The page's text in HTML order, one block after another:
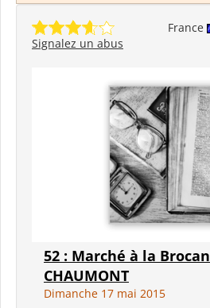
France
Signalez un abus
52 : Marché à la
CHAUMONT
Dimanche 17 mai 2015